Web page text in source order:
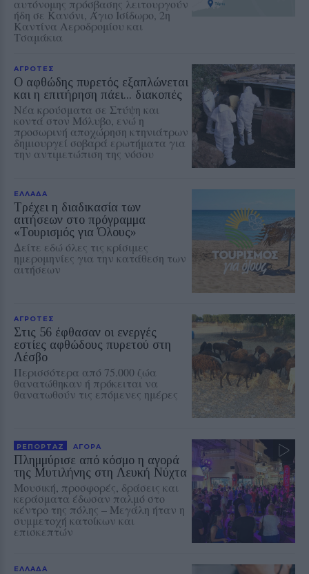
αυτόνομης πρόσβασης λειτουργούν
ήδη σε Κανόνι, Άγιο Ισίδωρο, 2η
Καντίνα Αεροδρομίου και
Τσαμάκια
ΑΓΡΟΤΕΣ
Ο αφθώδης πυρετός εξαπλώνεται
και η επιτήρηση πάει... διακοπές
Νέα κρούσματα σε Στύψη και
κοντά στον Μόλυβο, ενώ η
προσωρινή αποχώρηση κτηνιάτρων
δημιουργεί σοβαρά ερωτήματα για
την αντιμετώπιση της νόσου
ΕΛΛΑΔΑ
Τρέχει η διαδικασία των
αιτήσεων στο πρόγραμμα
«Τουρισμός για Όλους»
Δείτε εδώ όλες τις κρίσιμες
ημερομηνίες για την κατάθεση των
αιτήσεων
ΑΓΡΟΤΕΣ
Στις 56 έφθασαν οι ενεργές
εστίες αφθώδους πυρετού στη
Λέσβο
Περισσότερα από 75.000 ζώα
θανατώθηκαν ή πρόκειται να
θανατωθούν τις επόμενες ημέρες
ΡΕΠΟΡΤΑΖ ΑΓΟΡΑ
Πλημμύρισε από κόσμο η αγορά
της Μυτιλήνης στη Λευκή Νύχτα
Μουσική, προσφορές, δράσεις και
κεράσματα έδωσαν παλμό στο
κέντρο της πόλης – Μεγάλη ήταν η
συμμετοχή κατοίκων και
επισκεπτών
ΕΛΛΑΔΑ